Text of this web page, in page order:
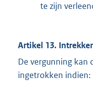
te zijn
Artikel 13.
De vergunning kan
ingetrokken indien: